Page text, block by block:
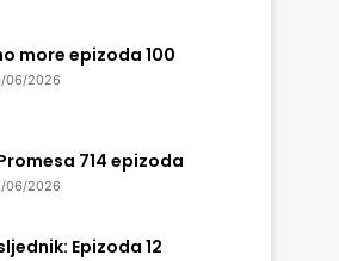
more epizoda 100
06/2026
714 epizoda
06/2026
Epizoda 12